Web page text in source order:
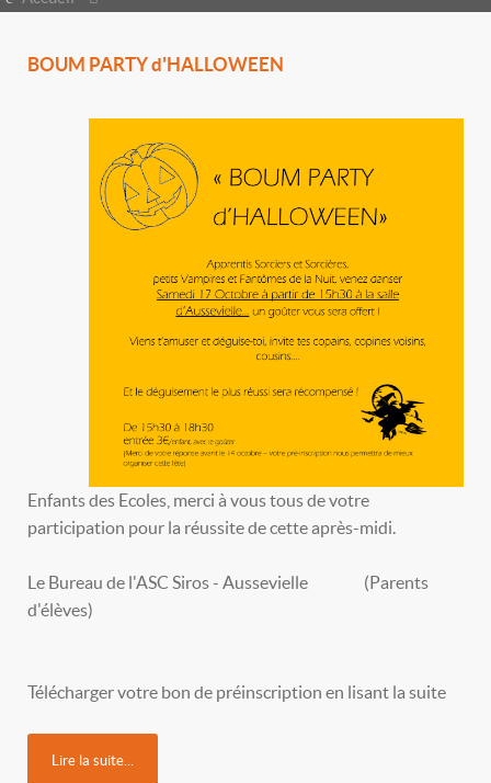
BOUM PARTY d'HALLOWEEN
Enfants des Ecoles, merci à vous tous de votre
participation pour la réussite de cette après-midi.
Le Bureau de l'ASC Siros - Aussevielle (Parents
d'élèves)
Télécharger votre bon de préinscription en lisant la suite
Lire la suite...